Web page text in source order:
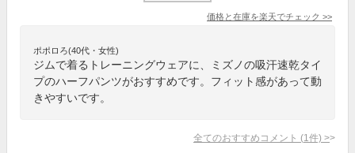
価格と在庫を楽天でチェック >>
ポポロろ(40代・女性)
ジムで着るトレーニングウェアに、ミズノの吸汗速乾タイ
プのハーフパンツがおすすめです。フィット感があって動
きやすいです。
全てのおすすめコメント (1 件) >